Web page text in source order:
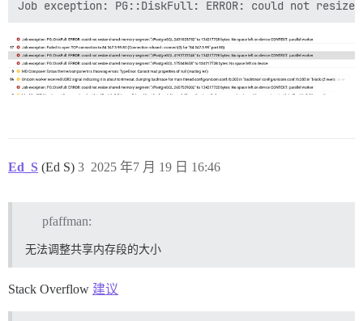
Ed_S (Ed S) 2025 年7 月 19 日 16:46
3
pfaffman:
无法调整共享内存段的大小
Stack Overflow 建议